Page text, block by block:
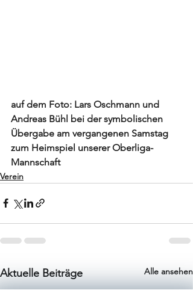
auf dem Foto: Lars Oschmann und
Andreas Bühl bei der symbolischen
Übergabe am vergangenen Samstag
zum Heimspiel unserer Oberliga-
Mannschaft
Verein
Aktuelle Beiträge Alle ansehen